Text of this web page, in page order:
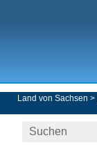
Land von Sachsen >